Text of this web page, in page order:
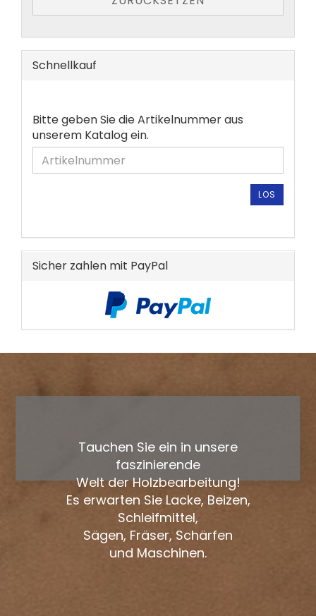
Schnellkauf
BITTE
GEBEN
SIE
DIE
EIN.
Bitte geben Sie die Artikelnummer aus
unserem Katalog ein.
LOS
Sicher zahlen mit PayPal
Tauchen Sie ein in unsere
faszinierende
Welt der Holzbearbeitung!
Es erwarten Sie Lacke, Beizen,
Schleifmittel,
Sägen, Fräser, Schärfen
und Maschinen.